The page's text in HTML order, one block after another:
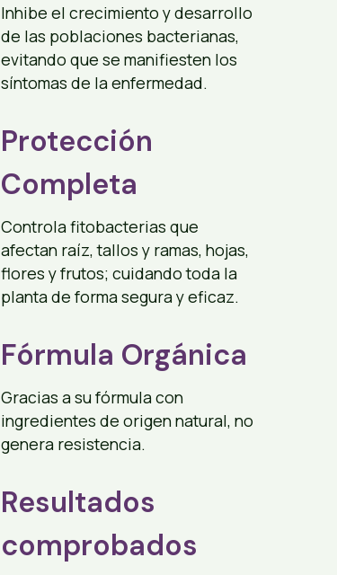
Inhibe el crecimiento y desarrollo
de las poblaciones bacterianas,
evitando que se manifiesten los
síntomas de la enfermedad.
Protección
Completa
Controla fitobacterias que
afectan raíz, tallos y ramas, hojas,
flores y frutos; cuidando toda la
planta de forma segura y eficaz.
Fórmula Orgánica
Gracias a su fórmula con
ingredientes de origen natural, no
genera resistencia.
Resultados
comprobados